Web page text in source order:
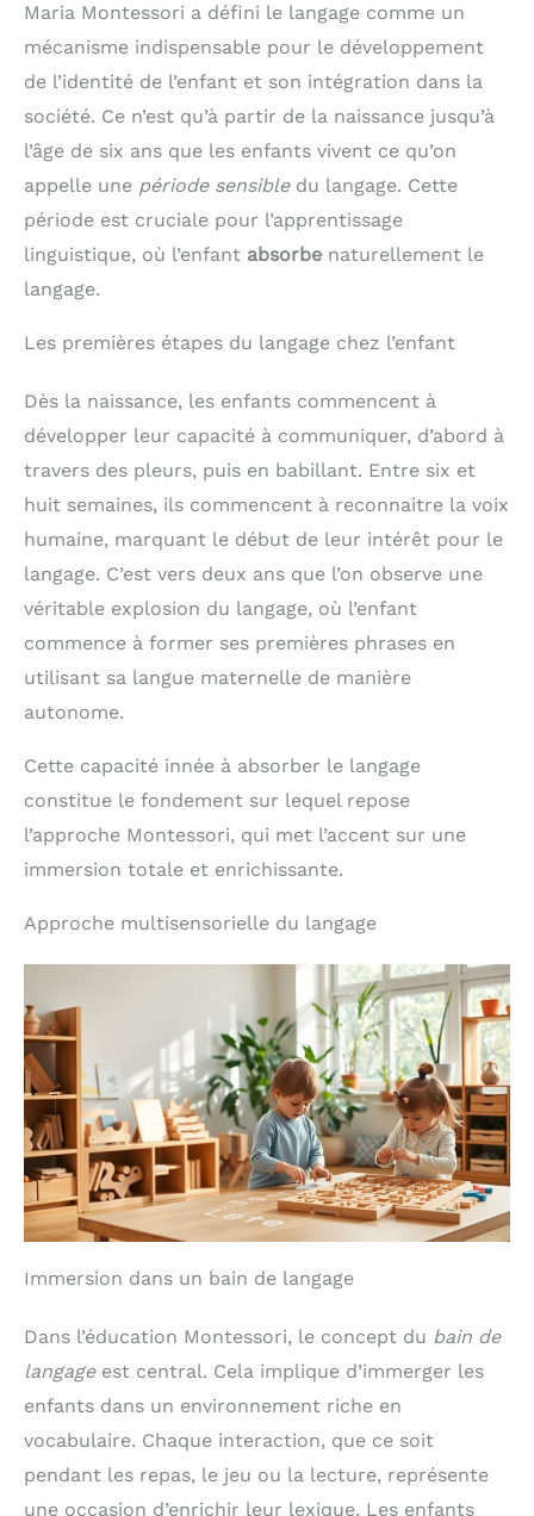
Maria Montessori a défini le langage comme un
mécanisme indispensable pour le développement
de l’identité de l’enfant et son intégration dans la
société. Ce n’est qu’à partir de la naissance jusqu’à
l’âge de six ans que les enfants vivent ce qu’on
appelle une période sensibledu langage. Cette
période est cruciale pour l’apprentissage
linguistique, où l’enfant absorbe naturellement le
langage.
Les premières étapes du langage chez l’enfant
Dès la naissance, les enfants commencent à
développer leur capacité à communiquer, d’abord à
travers des pleurs, puis en babillant. Entre six et
huit semaines, ils commencent à reconnaitre la voix
humaine, marquant le début de leur intérêt pour le
langage. C’est vers deux ans que l’on observe une
véritable explosion du langage, où l’enfant
commence à former ses premières phrases en
utilisant sa langue maternelle de manière
autonome.
Cette capacité innée à absorber le langage
constitue le fondement sur lequel repose
l’approche Montessori, qui met l’accent sur une
immersion totale et enrichissante.
Approche multisensorielle du langage
Immersion dans un bain de langage
Dans l’éducation Montessori, le concept du bain de
langageest central. Cela implique d’immerger les
enfants dans un environnement riche en
vocabulaire. Chaque interaction, que ce soit
pendant les repas, le jeu ou la lecture, représente
une occasion d’enrichir leur lexique. Les enfants